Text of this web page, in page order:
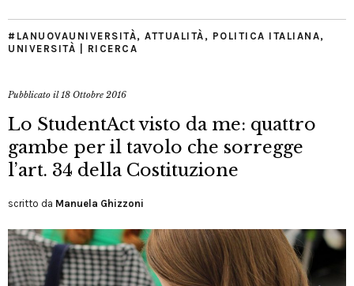
#LANUOVAUNIVERSITÀ, ATTUALITÀ , POLITICA ITALIANA,
UNIVERSITÀ | RICERCA
Pubblicato il18 Ottobre 2016
Lo StudentAct visto da me: quattro
gambe per il tavolo che sorregge
l’art. 34 della Costituzione
scritto da Manuela Ghizzoni